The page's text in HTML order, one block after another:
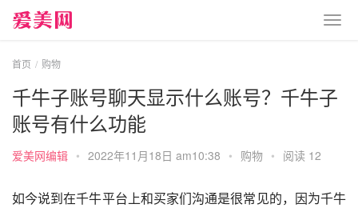
首页 购物
千牛子账号聊天显示什么账号？千牛子
账号有什么功能
爱美网编辑 • 2022年11月18日 am10:38 • 购物 • 阅读 12
如今说到在千牛平台上和买家们沟通是很常见的，因为千牛